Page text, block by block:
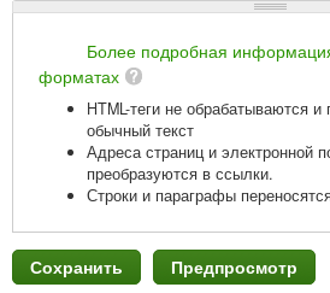
Более подробная
форматах
HTML-теги не обрабатываются и
обычный текст
Адреса страниц и электронной
преобразуются в ссылки.
Строки и параграфы